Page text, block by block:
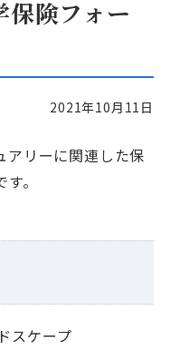
険フォー
2021年10月11日
アリーに関連した保
。
スケープ